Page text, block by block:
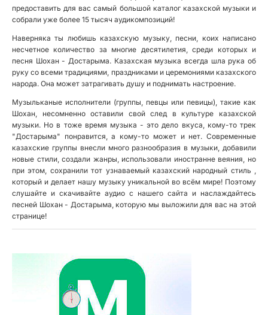
предоставить для вас самый большой каталог казахской музыки и
собрали уже более 15 тысяч аудикомпозиций!
Наверняка ты любишь казахскую музыку, песни, коих написано
несчетное количество за многие десятилетия, среди которых и
песня Шохан - Достарыма. Казахская музыка всегда шла рука об
руку со всеми традициями, праздниками и церемониями казахского
народа. Она может затрагивать душу и поднимать настроение.
Музыльканые исполнители (группы, певцы или певицы), такие как
Шохан, несомненно оставили свой след в культуре казахской
музыки. Но в тоже время музыка - это дело вкуса, кому-то трек
"Достарыма" понравится, а кому-то может и нет. Современные
казахские группы внесли много разнообразия в музыки, добавили
новые стили, создали жанры, использовали иностранне веяния, но
при этом, сохранили тот узнаваемый казахский народный стиль ,
который и делает нашу музыку уникальной во всём мире! Поэтому
слушайте и скачивайте аудио с нашего сайта и наслаждайтесь
песней Шохан - Достарыма, которую мы выложили для вас на этой
странице!